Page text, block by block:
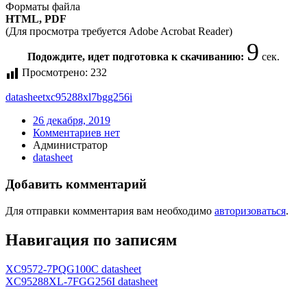
Форматы файла
HTML, PDF
(Для просмотра требуется Adobe Acrobat Reader)
Подождите, идет подготовка к скачиванию: 9 сек.
Просмотрено: 232
datasheetxc95288xl7bgg256i
26 декабря, 2019
Комментариев нет
Администратор
datasheet
Добавить комментарий
Для отправки комментария вам необходимо авторизоваться.
Навигация по записям
XC9572-7PQG100C datasheet
XC95288XL-7FGG256I datasheet